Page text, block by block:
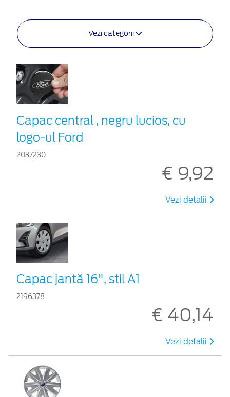
Vezi categorii
Capac central , negru lucios, cu
logo-ul Ford
2037230
€ 9,92
Vezi detalii
Capac jantă 16", stil A1
2196378
€ 40,14
Vezi detalii